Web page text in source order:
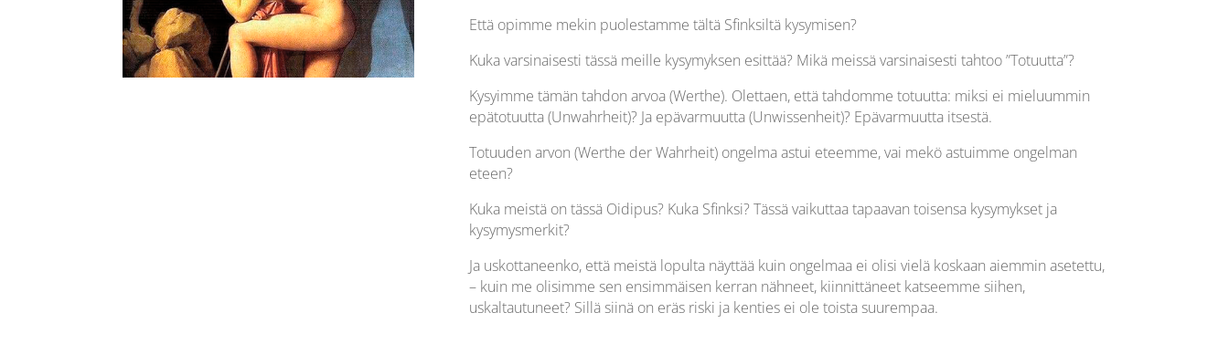
Että opimme mekin puolestamme tältä Sfinksiltä kysymisen?
Kuka varsinaisesti tässä meille kysymyksen esittää? Mikä meissä varsinaisesti tahtoo ”Totuutta”?
Kysyimme tämän tahdon arvoa (Werthe). Olettaen, että tahdomme totuutta: miksi ei mieluummin
epätotuutta (Unwahrheit)? Ja epävarmuutta (Unwissenheit)? Epävarmuutta itsestä.
Totuuden arvon (Werthe der Wahrheit) ongelma astui eteemme, vai mekö astuimme ongelman
eteen?
Kuka meistä on tässä Oidipus? Kuka Sfinksi? Tässä vaikuttaa tapaavan toisensa kysymykset ja
kysymysmerkit?
Ja uskottaneenko, että meistä lopulta näyttää kuin ongelmaa ei olisi vielä koskaan aiemmin asetettu,
– kuin me olisimme sen ensimmäisen kerran nähneet, kiinnittäneet katseemme siihen,
uskaltautuneet? Sillä siinä on eräs riski ja kenties ei ole toista suurempaa.